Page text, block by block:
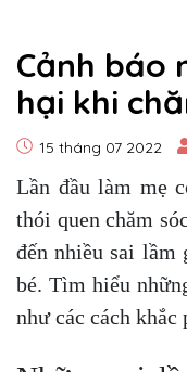
Cảnh báo
hại khi
15 tháng 07 2022
Lần đầu làm mẹ
thói quen chăm
đến nhiều sai lầm
bé. Tìm hiểu
như các cách khắc